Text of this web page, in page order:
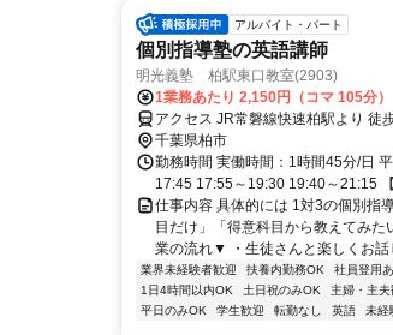
アルバイト・パート
個別指導塾の英語講師
明光義塾 柏駅東口教室(2903)
1業務あたり 2,150円（コマ 105分）
アクセス JR常磐線快速柏駅より 徒
千葉県柏市
勤務時間 実働時間：1時間45分/日
17:45 17:55～19:30 19:40～21:15
仕事内容 具体的には 1対3の個別指
目だけ」「得意科目から教えてみ
業の流れ▼ ・生徒さんと楽しくお話
業界未経験者歓迎 扶養内勤務OK 社員登用
1日4時間以内OK
土日祝のみOK 主婦・主夫
平日のみOK
学生歓迎 転勤なし 英語 未経